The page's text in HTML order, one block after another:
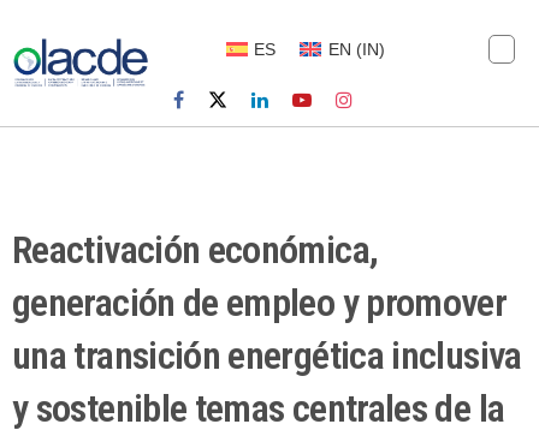
ES EN (IN)
Reactivación económica,
generación de empleo y promover
una transición energética inclusiva
y sostenible temas centrales de la